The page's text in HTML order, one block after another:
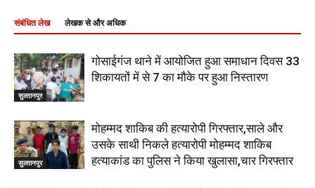
संबंधित लेख लेखक से और अधिक
सुल्तानपुर
गोसाईगंज थाने में आयोजित हुआ समाधान दिवस 33
शिकायतों में से 7 का मौके पर हुआ निस्तारण
सुल्तानपुर
मोहम्मद शाकिब की हत्यारोपी गिरफ्तार,साले और
उसके साथी निकले हत्यारोपी मोहम्मद शाकिब
हत्याकांड का पुलिस ने किया खुलासा,चार गिरफ्तार